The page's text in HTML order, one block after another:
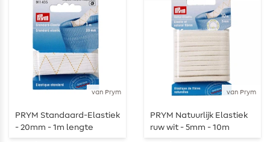
van Prym
PRYM Standaard-Elastiek
- 20mm - 1m lengte
van Prym
PRYM Natuurlijk Elastiek
ruw wit - 5mm - 10m
lengte